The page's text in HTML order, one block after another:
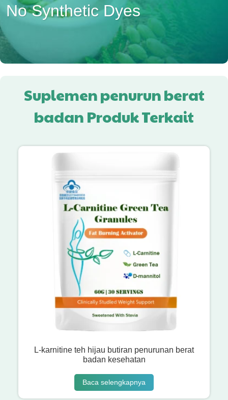
No Synthetic Dyes
Suplemen penurun berat
badan Produk Terkait
L-karnitine teh hijau butiran penurunan berat
badan kesehatan
Baca selengkapnya